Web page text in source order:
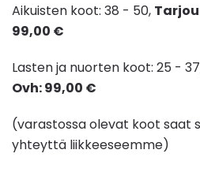
Aikuisten koot: 38 - 50,
99,00 €
Lasten ja nuorten koot: 25 -
Ovh:99,00 €
(varastossa olevat koot saat
yhteyttä liikkeeseemme)